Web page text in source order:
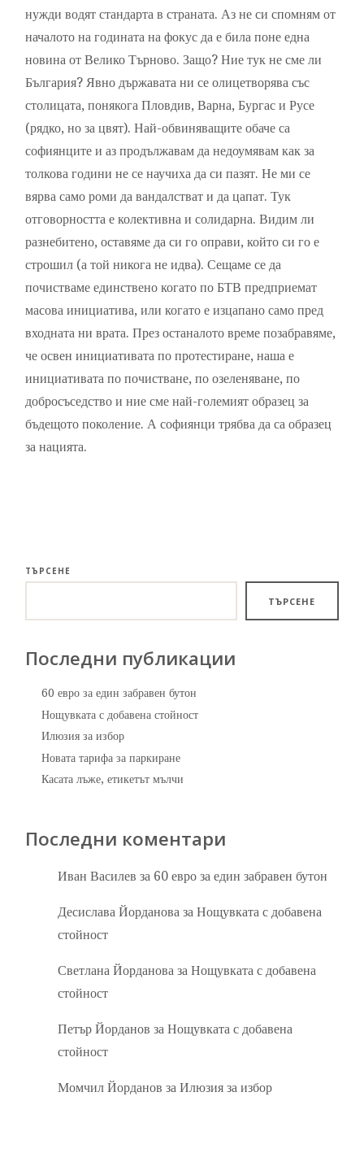
нужди водят стандарта в страната. Аз не си спомням от
началото на годината на фокус да е била поне една
новина от Велико Търново. Защо? Ние тук не сме ли
България? Явно държавата ни се олицетворява със
столицата, понякога Пловдив, Варна, Бургас и Русе
(рядко, но за цвят). Най-обвиняващите обаче са
софиянците и аз продължавам да недоумявам как за
толкова години не се научиха да си пазят. Не ми се
вярва само роми да вандалстват и да цапат. Тук
отговорността е колективна и солидарна. Видим ли
разнебитено, оставяме да си го оправи, който си го е
строшил (а той никога не идва). Сещаме се да
почистваме единствено когато по БТВ предприемат
масова инициатива, или когато е изцапано само пред
входната ни врата. През останалото време позабравяме,
че освен инициативата по протестиране, наша е
инициативата по почистване, по озеленяване, по
добросъседство и ние сме най-големият образец за
бъдещото поколение. А софиянци трябва да са образец
за нацията.
ТЪРСЕНЕ
ТЪРСЕНЕ
Последни публикации
60 евро за един забравен бутон
Нощувката с добавена стойност
Илюзия за избор
Новата тарифа за паркиране
Касата лъже, етикетът мълчи
Последни коментари
Иван Василев за 60 евро за един забравен бутон
Десислава Йорданова заНощувката с добавена
стойност
Светлана Йорданова заНощувката с добавена
стойност
Петър Йорданов заНощувката с добавена
стойност
Момчил Йорданов заИлюзия за избор